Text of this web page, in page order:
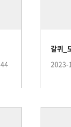
44
갈퀴_
2023-